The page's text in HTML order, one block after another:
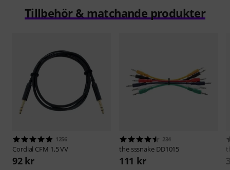
Tillbehör & matchande produkter
1256
Cordial CFM 1,5 VV
92 kr
234
the sssnake DD1015
111 kr